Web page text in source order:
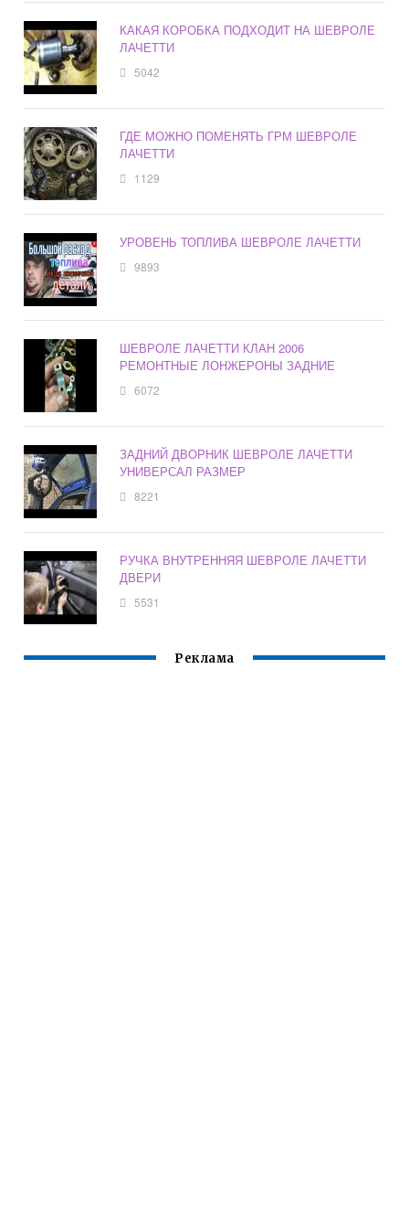
КАКАЯ КОРОБКА ПОДХОДИТ НА ШЕВРОЛЕ
ЛАЧЕТТИ
5042
ГДЕ МОЖНО ПОМЕНЯТЬ ГРМ ШЕВРОЛЕ
ЛАЧЕТТИ
1129
УРОВЕНЬ ТОПЛИВА ШЕВРОЛЕ ЛАЧЕТТИ
9893
ШЕВРОЛЕ ЛАЧЕТТИ КЛАН 2006
РЕМОНТНЫЕ ЛОНЖЕРОНЫ ЗАДНИЕ
6072
ЗАДНИЙ ДВОРНИК ШЕВРОЛЕ ЛАЧЕТТИ
УНИВЕРСАЛ РАЗМЕР
8221
РУЧКА ВНУТРЕННЯЯ ШЕВРОЛЕ ЛАЧЕТТИ
ДВЕРИ
5531
Реклама